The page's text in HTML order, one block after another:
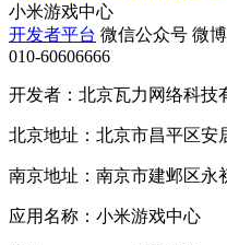
小米游戏中心
开发者平台 微信公众号 微
010-60606666
开发者：北京瓦力网络科技
北京地址：北京市昌平区安
南京地址：南京市建邺区永
应用名称：小米游戏中心